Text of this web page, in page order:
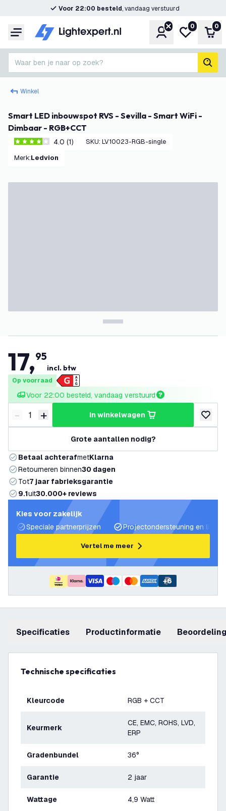
Voor 22:00 besteld, vandaag verstuurd
Menu Account
Mijn
0 0
Waar ben je naar op zoek?
Winkel
Smart LED inbouwspot RVS - Sevilla - Smart WiFi -
Dimbaar - RGB+CCT
4 score sterren4.0 (1) SKU: LV10023-RGB-single
Merk: Ledvion
17,95
incl. btw
Op voorraad
Voor 22:00 besteld, vandaag verstuurd
Verminder hoeveelheid
- Verhoog hoeveelheid
+ in winkelwagen
Grote aantallen nodig?
Betaal achterafmetKlarna
Retourneren binnen30 dagen
Tot7 jaar fabrieksgarantie
9.1uit30.000+ reviews
Kies voor zakelijk
Speciale partnerprijzen
Projectondersteuning en
Vertel me meer
+6
Specificaties productinformatie
Technische specificaties
Kleurcode RGB + CCT
Keurmerk
CE, EMC, ROHS, LVD,
ERP
Gradenbundel 36°
Garantie 2 jaar
Wattage 4,9 Watt